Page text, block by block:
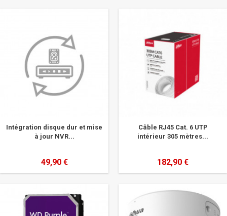
Intégration disque dur et mise
à jour NVR...
49,90 €
Câble RJ45 Cat. 6 UTP
intérieur 305 mètres...
182,90 €